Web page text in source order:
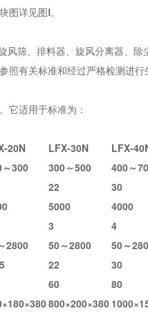
图详见图Ⅰ。
风筛、排料器、旋风分离器、
有关标准和经过严格检测进行
它适用于标准为：
20N LFX-30N LFX-
300 300～500 400～
22 30
5000 4000
3 4
2800 50～2800 50～
22 30
60 80
800×200×380